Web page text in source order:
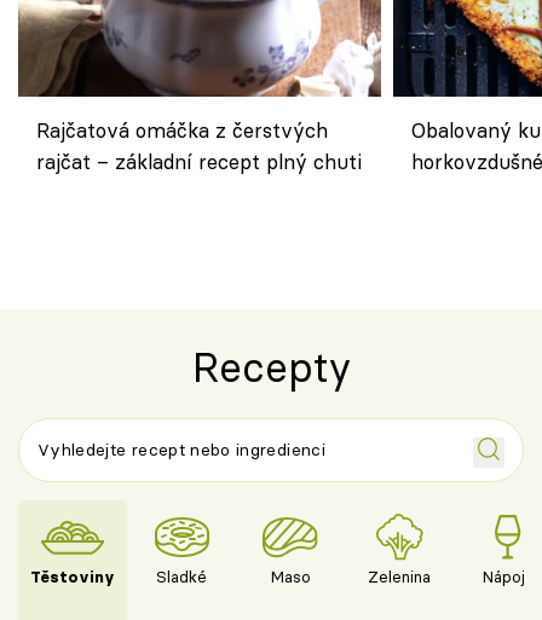
Rajčatová omáčka z čerstvých
rajčat – základní recept plný chuti
Obalovaný
Recepty
Těstoviny Sladké Maso Zelenina Nápoje